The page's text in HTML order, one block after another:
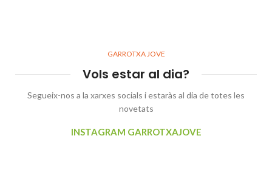
GARROTXA JOVE
Vols estar al dia?
Segueix-nos a la xarxes socials i estaràs al dia de totes les
novetats
INSTAGRAM GARROTXAJOVE